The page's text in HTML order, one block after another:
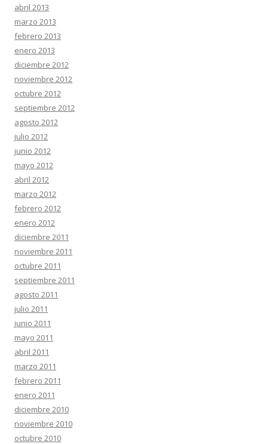
abril 2013
marzo 2013
febrero 2013
enero 2013
diciembre 2012
noviembre 2012
octubre 2012
septiembre 2012
agosto 2012
julio 2012
junio 2012
mayo 2012
abril 2012
marzo 2012
febrero 2012
enero 2012
diciembre 2011
noviembre 2011
octubre 2011
septiembre 2011
agosto 2011
julio 2011
junio 2011
mayo 2011
abril 2011
marzo 2011
febrero 2011
enero 2011
diciembre 2010
noviembre 2010
octubre 2010